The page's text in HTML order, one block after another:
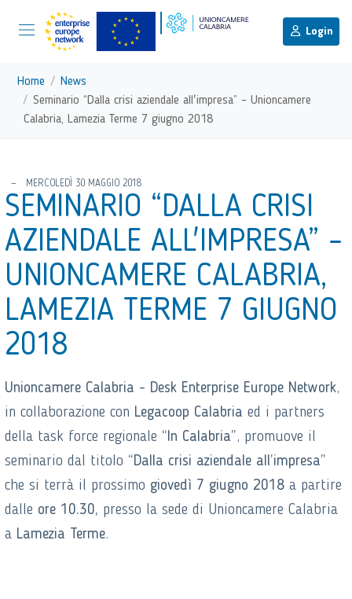
Vai ai contenuti
Login
torna al menu di scelta rapida
Menu di navigazione principale
Home
News
Seminario “Dalla crisi aziendale all'impresa” – Unioncamere
Calabria, Lamezia Terme 7 giugno 2018
MERCOLEDÌ 30 MAGGIO 2018
SEMINARIO “DALLA CRISI
AZIENDALE ALL'IMPRESA” –
UNIONCAMERE CALABRIA,
LAMEZIA TERME 7 GIUGNO
2018
Unioncamere Calabria - Desk Enterprise Europe Network,
in collaborazione con Legacoop Calabria ed i partners
della task force regionale “In Calabria”, promuove il
seminario dal titolo “Dalla crisi aziendale all’impresa”
che si terrà il prossimo giovedì 7 giugno 2018 a partire
dalle ore 10.30, presso la sede di Unioncamere Calabria
a Lamezia Terme.